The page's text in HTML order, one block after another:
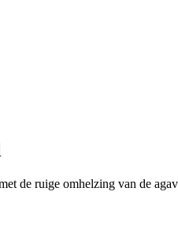
de ruige omhelzing van de